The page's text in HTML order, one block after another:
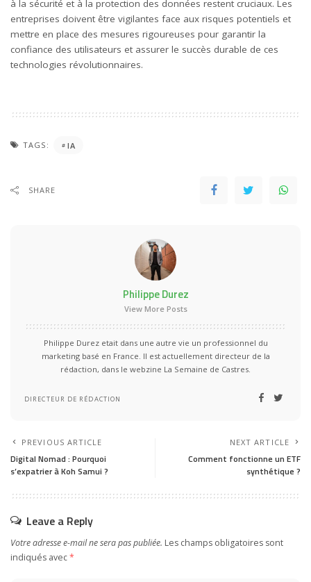
à la sécurité et à la protection des données restent cruciaux. Les
entreprises doivent être vigilantes face aux risques potentiels et
mettre en place des mesures rigoureuses pour garantir la
confiance des utilisateurs et assurer le succès durable de ces
technologies révolutionnaires.
TAGS: IA
SHARE
Philippe Durez
View More Posts
Philippe Durez etait dans une autre vie un professionnel du
marketing basé en France. Il est actuellement directeur de la
rédaction, dans le webzine La Semaine de Castres.
DIRECTEUR DE RÉDACTION
PREVIOUS ARTICLE
Digital Nomad : Pourquoi
s’expatrier à Koh Samui ?
NEXT ARTICLE
Comment fonctionne un ETF
synthétique ?
Leave a Reply
Votre adresse e-mail ne sera pas publiée. Les champs obligatoires sont
indiqués avec*